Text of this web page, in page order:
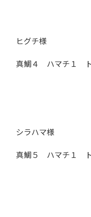
ヒグチ様
真鯛４ ハマチ１
シラハマ様
真鯛５ ハマチ１